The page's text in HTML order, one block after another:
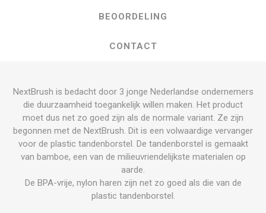
BEOORDELING
CONTACT
NextBrush is bedacht door 3 jonge Nederlandse ondernemers
die duurzaamheid toegankelijk willen maken. Het product
moet dus net zo goed zijn als de normale variant. Ze zijn
begonnen met de NextBrush. Dit is een volwaardige vervanger
voor de plastic tandenborstel. De tandenborstel is gemaakt
van bamboe, een van de milieuvriendelijkste materialen op
aarde.
De BPA-vrije, nylon haren zijn net zo goed als die van de
plastic tandenborstel.